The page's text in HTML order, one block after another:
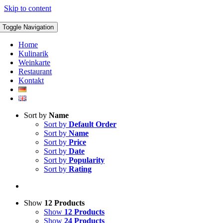
Skip to content
Toggle Navigation
Home
Kulinarik
Weinkarte
Restaurant
Kontakt
Sort by Name
Sort by Default Order
Sort by Name
Sort by Price
Sort by Date
Sort by Popularity
Sort by Rating
Show 12 Products
Show 12 Products
Show 24 Products